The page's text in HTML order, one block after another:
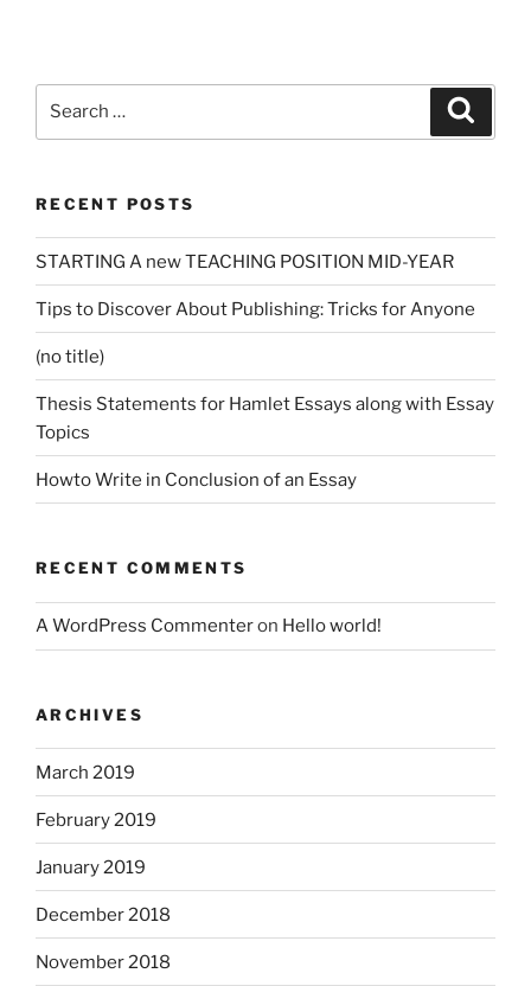
RECENT POSTS
STARTING A new TEACHING POSITION MID-YEAR
Tips to Discover About Publishing: Tricks for Anyone
(no title)
Thesis Statements for Hamlet Essays along with Essay
Topics
Howto Write in Conclusion of an Essay
RECENT COMMENTS
A WordPress Commenteron Hello world!
ARCHIVES
March 2019
February 2019
January 2019
December 2018
November 2018